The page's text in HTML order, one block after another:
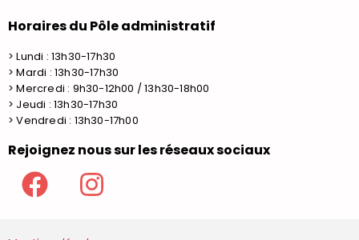
Horaires du Pôle administratif
> Lundi : 13h30-17h30
> Mardi : 13h30-17h30
> Mercredi : 9h30-12h00 / 13h30-18h00
> Jeudi : 13h30-17h30
> Vendredi : 13h30-17h00
Rejoignez nous sur les réseaux sociaux